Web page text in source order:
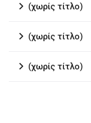
(χωρίς τίτλο)
(χωρίς τίτλο)
(χωρίς τίτλο)